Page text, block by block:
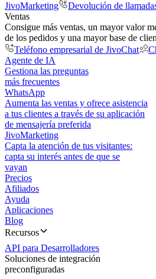
JivoMarketing
Devolución de
Ventas
Consigue más ventas, un mayor valor
de los pedidos y una mayor base de
Teléfono empresarial de JivoChat
Agente de IA
Gestiona las preguntas
más frecuentes
WhatsApp
Aumenta las ventas y ofrece asistencia
a tus clientes a través de su aplicación
de mensajería preferida
JivoMarketing
Capta la atención de tus visitantes:
capta su interés antes de que se
vayan
Precios
Afiliados
Ayuda
Aplicaciones
Blog
Recursos
API para Desarrolladores
Soluciones de integración
preconfiguradas